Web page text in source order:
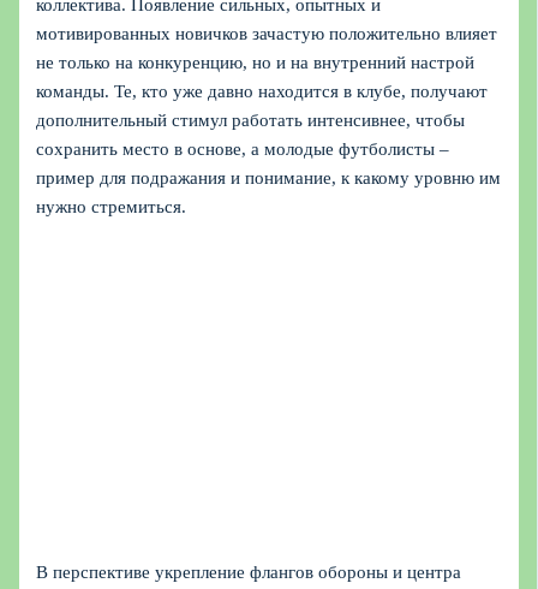
коллектива. Появление сильных, опытных и
мотивированных новичков зачастую положительно влияет
не только на конкуренцию, но и на внутренний настрой
команды. Те, кто уже давно находится в клубе, получают
дополнительный стимул работать интенсивнее, чтобы
сохранить место в основе, а молодые футболисты –
пример для подражания и понимание, к какому уровню им
нужно стремиться.
В перспективе укрепление флангов обороны и центра